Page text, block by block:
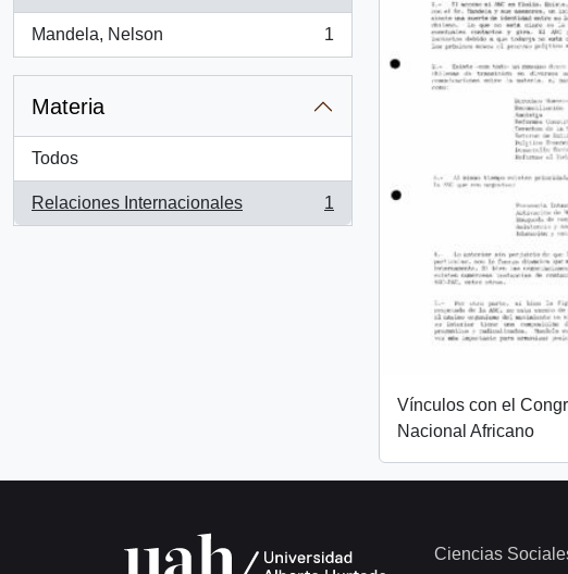
Mandela, Nelson
, 1 resultados
1
Materia
Todos
Relaciones Internacionales
, 1 resultados
1
Vínculos con el
Nacional Africano
Ciencias